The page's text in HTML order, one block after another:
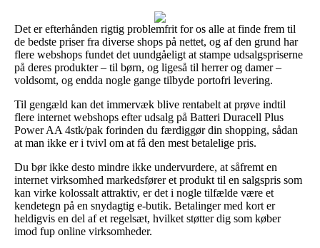
Det er efterhånden rigtig problemfrit for os alle at finde frem til
de bedste priser fra diverse shops på nettet, og af den grund har
flere webshops fundet det uundgåeligt at stampe udsalgspriserne
på deres produkter – til børn, og ligeså til herrer og damer –
voldsomt, og endda nogle gange tilbyde portofri levering.
Til gengæld kan det immervæk blive rentabelt at prøve indtil
flere internet webshops efter udsalg på Batteri Duracell Plus
Power AA 4stk/pak forinden du færdiggør din shopping, sådan
at man ikke er i tvivl om at få den mest betalelige pris.
Du bør ikke desto mindre ikke undervurdere, at såfremt en
internet virksomhed markedsfører et produkt til en salgspris som
kan virke kolossalt attraktiv, er det i nogle tilfælde være et
kendetegn på en snydagtig e-butik. Betalinger med kort er
heldigvis en del af et regelsæt, hvilket støtter dig som køber
imod fup online virksomheder.